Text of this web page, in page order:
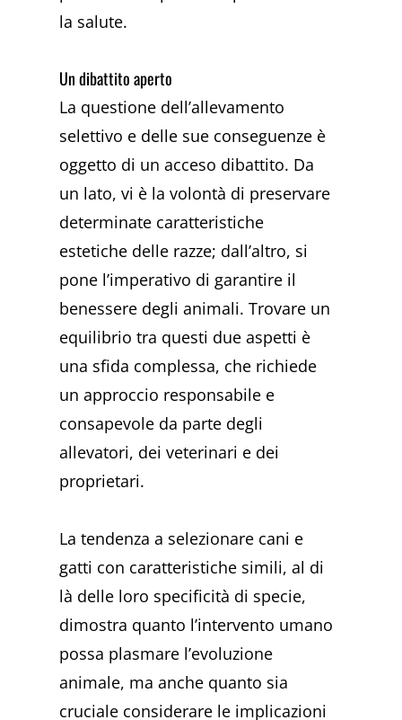
la salute.
Un dibattito aperto
La questione dell’allevamento
selettivo e delle sue conseguenze è
oggetto di un acceso dibattito. Da
un lato, vi è la volontà di preservare
determinate caratteristiche
estetiche delle razze; dall’altro, si
pone l’imperativo di garantire il
benessere degli animali. Trovare un
equilibrio tra questi due aspetti è
una sfida complessa, che richiede
un approccio responsabile e
consapevole da parte degli
allevatori, dei veterinari e dei
proprietari.
La tendenza a selezionare cani e
gatti con caratteristiche simili, al di
là delle loro specificità di specie,
dimostra quanto l’intervento umano
possa plasmare l’evoluzione
animale, ma anche quanto sia
cruciale considerare le implicazioni